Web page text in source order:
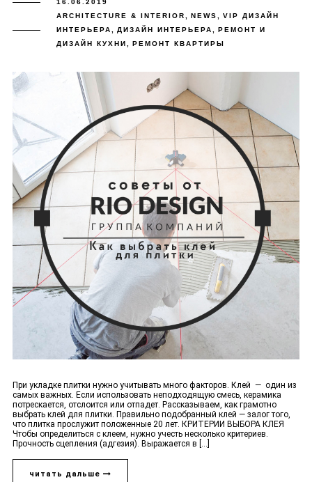
16.06.2019
ARCHITECTURE & INTERIOR, NEWS, VIP ДИЗАЙН
ИНТЕРЬЕРА, ДИЗАЙН ИНТЕРЬЕРА,
РЕМОНТ И
ДИЗАЙН КУХНИ , РЕМОНТ КВАРТИРЫ
При укладке плитки нужно учитывать много факторов. Клей — один из
самых важных. Если использовать неподходящую смесь, керамика
потрескается, отслоится или отпадет. Рассказываем, как грамотно
выбрать клей для плитки. Правильно подобранный клей — залог того,
что плитка прослужит положенные 20 лет. КРИТЕРИИ ВЫБОРА КЛЕЯ
Чтобы определиться с клеем, нужно учесть несколько критериев.
Прочность сцепления (адгезия). Выражается в [...]
читать дальше